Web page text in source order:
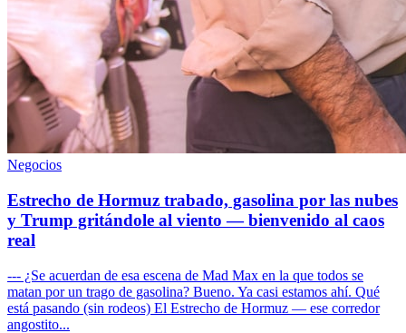
Negocios
Estrecho de Hormuz trabado, gasolina por las nubes
y Trump gritándole al viento — bienvenido al caos
real
--- ¿Se acuerdan de esa escena de Mad Max en la que todos se
matan por un trago de gasolina? Bueno. Ya casi estamos ahí. Qué
está pasando (sin rodeos) El Estrecho de Hormuz — ese corredor
angostito...